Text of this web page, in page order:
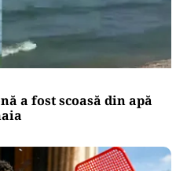
a fost scoasă din apă